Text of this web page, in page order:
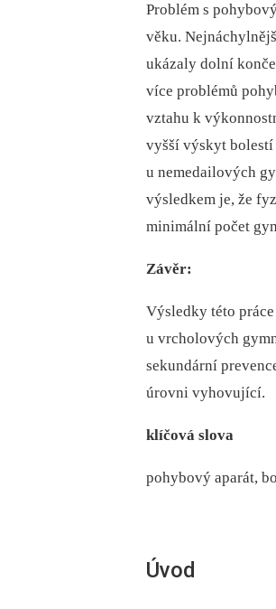
Problém s
věku.
ukázaly dolní
více problémů
vztahu k
vyšší výskyt bolestí
u nemedailových
výsledkem je, že
minimální počet
Závěr:
Výsledky této
u vrcholových
sekundární
úrovni vyhovující.
klíčová slova
pohybový aparát,
Úvod